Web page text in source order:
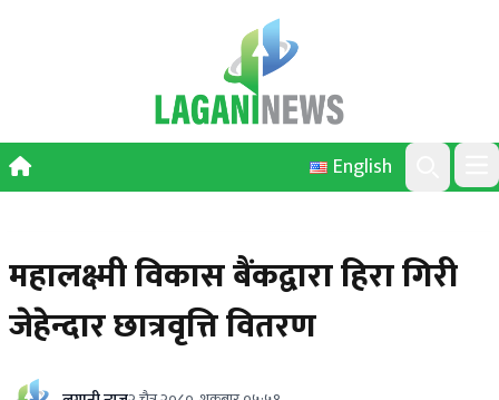
English
Search
महालक्ष्मी विकास बैंकद्वारा हिरा गिरी
जेहेन्दार छात्रवृत्ति वितरण